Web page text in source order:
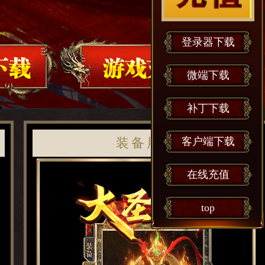
装备展示
登录器下载
微端下载
补丁下载
客户端下载
在线充值
top